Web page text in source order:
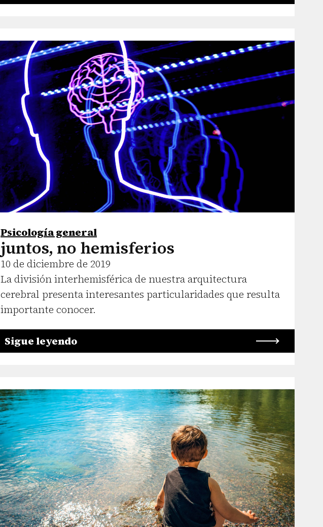
Psicología general
juntos, no hemisferios
10 de diciembre de 2019
La división interhemisférica de nuestra arquitectura
cerebral presenta interesantes particularidades que resulta
importante conocer.
Sigue leyendo